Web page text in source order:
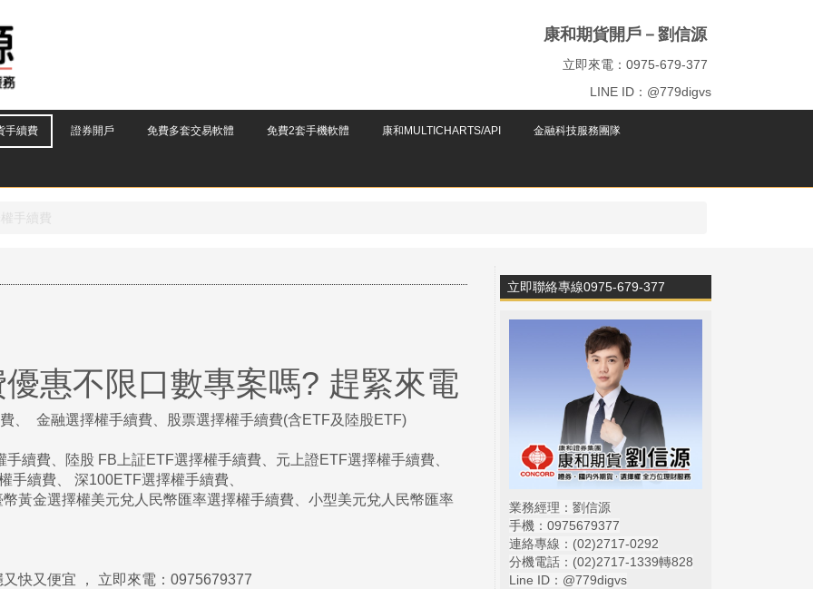
康和期貨開戶－劉信源
立即來電：0975-679-377
LINE ID：@779digvs
手續費 證券開戶 免費多套交易軟體 免費2套手機軟體 康和MULTICHARTS/API 金融科技服務團隊
惠不限口數專案嗎? 趕緊來電
、 金融選擇權手續費、股票選擇權手續費(含ETF及陸股ETF)
續費、陸股 FB上証ETF選擇權手續費、元上證ETF選擇權手續費、
手續費、 深100ETF選擇權手續費、
黃金選擇權美元兌人民幣匯率選擇權手續費、小型美元兌人民幣匯率
快又便宜 ， 立即來電：0975679377
立即聯絡專線0975-679-377
業務經理：劉信源
手機：0975679377
連絡專線：(02)2717-0292
分機電話：(02)2717-1339轉828
Line ID：@779digvs